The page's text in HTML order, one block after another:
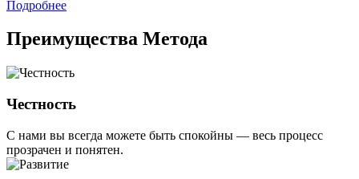
Подробнее
Преимущества Метода
Честность
С нами вы всегда можете быть спокойны — весь процесс
прозрачен и понятен.